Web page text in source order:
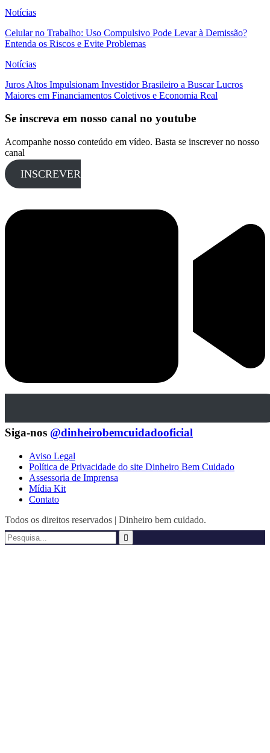
Notícias
Celular no Trabalho: Uso Compulsivo Pode Levar à Demissão?
Entenda os Riscos e Evite Problemas
Notícias
Juros Altos Impulsionam Investidor Brasileiro a Buscar Lucros
Maiores em Financiamentos Coletivos e Economia Real
Se inscreva em nosso canal no youtube
Acompanhe nosso conteúdo em vídeo. Basta se inscrever no nosso
canal
INSCREVER
Siga-nos @dinheirobemcuidadooficial
Aviso Legal
Política de Privacidade do site Dinheiro Bem Cuidado
Assessoria de Imprensa
Mídia Kit
Contato
Todos os direitos reservados | Dinheiro bem cuidado.